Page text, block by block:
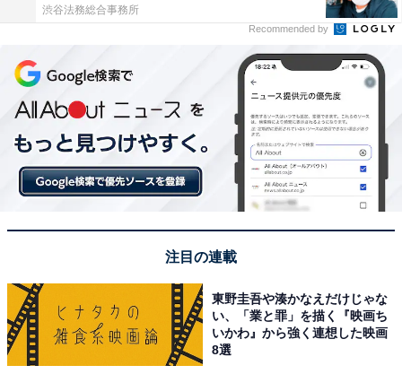
こちらもおすすめ
【福岡】外国人に人気の観光地ランキング！ 2
位「キャナルシティ博多」、1位は？
渋谷法務総合事務所
Recommended by
注目の連載
東野圭吾や湊かなえだけじゃな
い、「業と罪」を描く『映画ち
いかわ』から強く連想した映画
8選